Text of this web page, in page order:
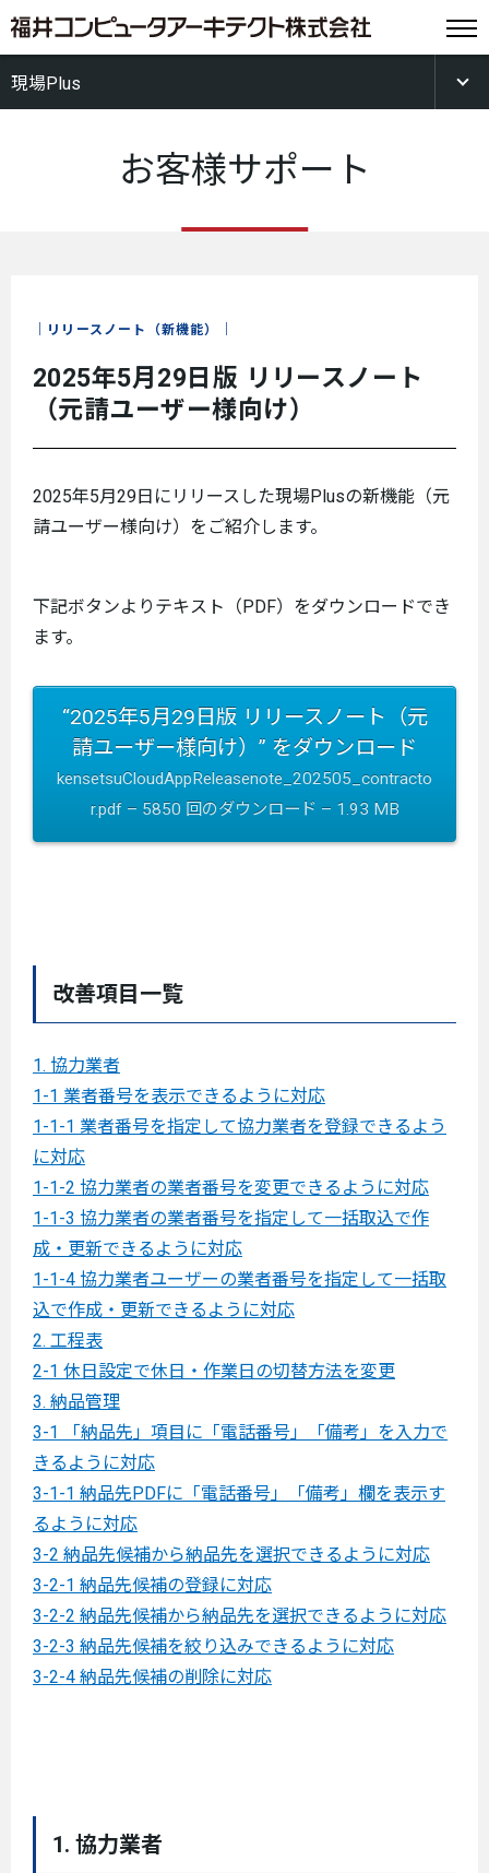
現場Plus
お客様サポート
リリースノート（新機能）
2025年5月29日版 リリースノート
（元請ユーザー様向け）
2025年5月29日にリリースした現場Plusの新機能（元
請ユーザー様向け）をご紹介します。
下記ボタンよりテキスト（PDF）をダウンロードでき
ます。
“2025年5月29日版 リリースノート（元
請ユーザー様向け）” をダウンロード
kensetsuCloudAppReleasenote_202505_contracto
r.pdf – 5850 回のダウンロード – 1.93 MB
改善項目一覧
1. 協力業者
1-1 業者番号を表示できるように対応
1-1-1 業者番号を指定して協力業者を登録できるよう
に対応
1-1-2 協力業者の業者番号を変更できるように対応
1-1-3 協力業者の業者番号を指定して一括取込で作
成・更新できるように対応
1-1-4 協力業者ユーザーの業者番号を指定して一括取
込で作成・更新できるように対応
2. 工程表
2-1 休日設定で休日・作業日の切替方法を変更
3. 納品管理
3-1 「納品先」項目に「電話番号」「備考」を入力で
きるように対応
3-1-1 納品先PDFに「電話番号」「備考」欄を表示す
るように対応
3-2 納品先候補から納品先を選択できるように対応
3-2-1 納品先候補の登録に対応
3-2-2 納品先候補から納品先を選択できるように対応
3-2-3 納品先候補を絞り込みできるように対応
3-2-4 納品先候補の削除に対応
1. 協力業者